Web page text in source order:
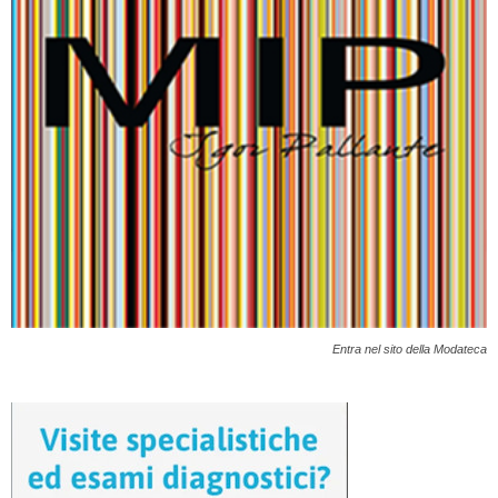
Entra nel sito della Modateca